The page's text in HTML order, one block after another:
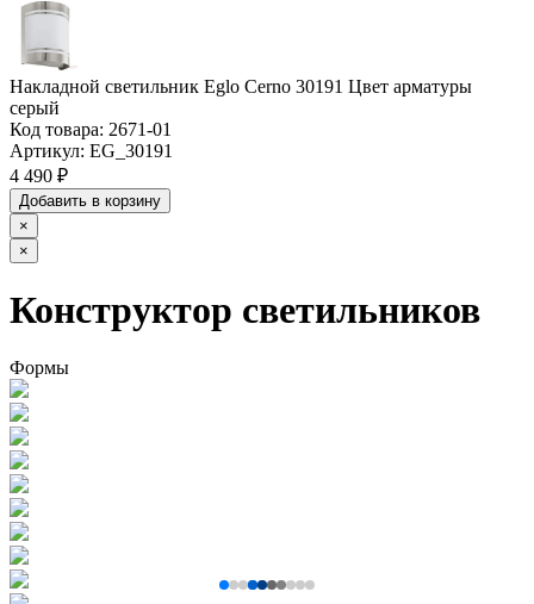
Накладной светильник Eglo Cerno 30191 Цвет арматуры
серый
Код товара: 2671-01
Артикул: EG_30191
4 490 ₽
Добавить в корзину
×
×
Конструктор светильников
Формы